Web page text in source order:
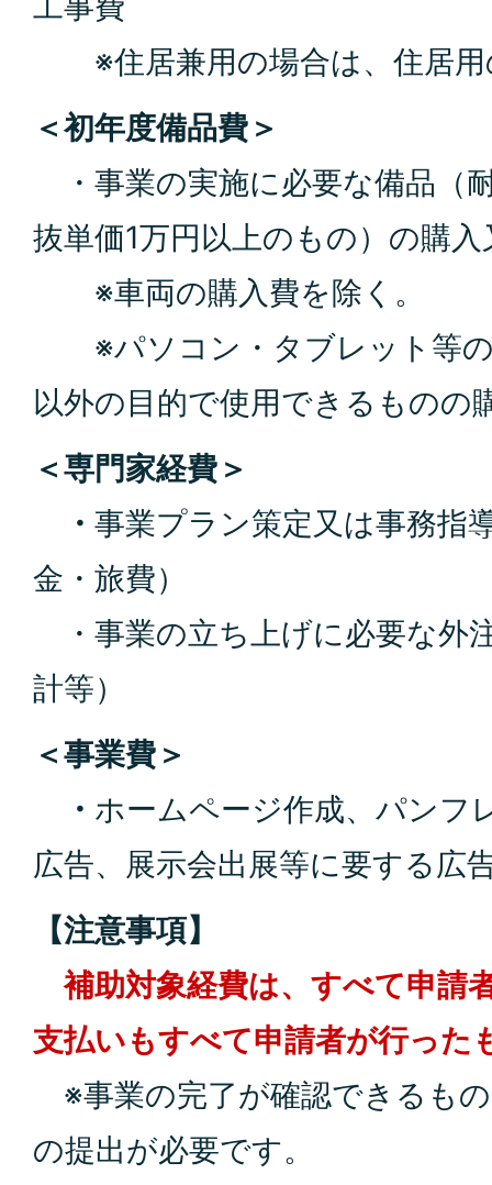
※住居兼用の場合は、住居用
＜初年度備品費＞
・事業の実施に必要な備品（
抜単価1万円以上のもの）の購
※車両の購入費を除く。
※パソコン・タブレット等の
以外の目的で使用できるものの
＜専門家経費＞
・ 事業プラン策定又は事務指
金・旅費）
・事業の立ち上げに必要な外
計等）
＜事業費＞
・ ホームページ作成、パンフ
広告、展示会出展等に要する広
【注意事項】
補助対象経費は、すべて申請
支払いもすべて申請者が行った
※事業の完了が確認できるも
の提出が必要です。